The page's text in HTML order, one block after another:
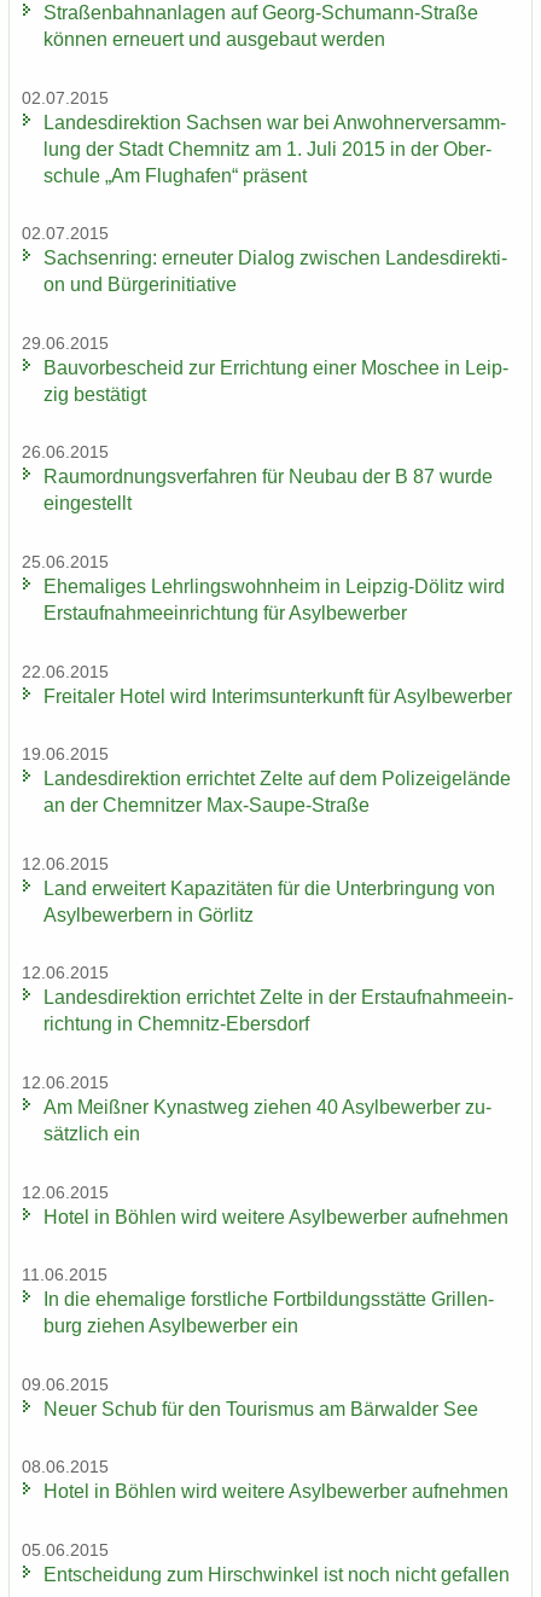
Stra­ßen­bahn­an­la­gen auf Georg-​Schumann-Straße
kön­nen er­neu­ert und aus­ge­baut wer­den
02.07.2015
Lan­des­di­rek­ti­on Sach­sen war bei An­woh­ner­ver­samm­
lung der Stadt Chem­nitz am 1. Juli 2015 in der Ober­
schu­le „Am Flug­ha­fen“ prä­sent
02.07.2015
Sach­sen­ring: er­neu­ter Dia­log zwi­schen Lan­des­di­rek­ti­
on und Bür­ger­initia­ti­ve
29.06.2015
Bau­vor­be­scheid zur Er­rich­tung einer Mo­schee in Leip­
zig be­stä­tigt
26.06.2015
Raum­ord­nungs­ver­fah­ren für Neu­bau der B 87 wurde
ein­ge­stellt
25.06.2015
Ehe­ma­li­ges Lehr­lings­wohn­heim in Leipzig-​Dölitz wird
Erst­auf­nah­me­ein­rich­tung für Asyl­be­wer­ber
22.06.2015
Frei­ta­ler Hotel wird In­te­rims­un­ter­kunft für Asyl­be­wer­ber
19.06.2015
Lan­des­di­rek­ti­on er­rich­tet Zelte auf dem Po­li­zei­ge­län­de
an der Chem­nit­zer Max-​Saupe-Straße
12.06.2015
Land er­wei­tert Ka­pa­zi­tä­ten für die Un­ter­brin­gung von
Asyl­be­wer­bern in Gör­litz
12.06.2015
Lan­des­di­rek­ti­on er­rich­tet Zelte in der Erst­auf­nah­me­ein­
rich­tung in Chemnitz-​Ebersdorf
12.06.2015
Am Meiß­ner Ky­nast­weg zie­hen 40 Asyl­be­wer­ber zu­
sätz­lich ein
12.06.2015
Hotel in Böh­len wird wei­te­re Asyl­be­wer­ber auf­neh­men
11.06.2015
In die ehe­ma­li­ge forst­li­che Fort­bil­dungs­stät­te Gril­len­
burg zie­hen Asyl­be­wer­ber ein
09.06.2015
Neuer Schub für den Tou­ris­mus am Bär­wal­der See
08.06.2015
Hotel in Böh­len wird wei­te­re Asyl­be­wer­ber auf­neh­men
05.06.2015
Ent­schei­dung zum Hirsch­win­kel ist noch nicht ge­fal­len